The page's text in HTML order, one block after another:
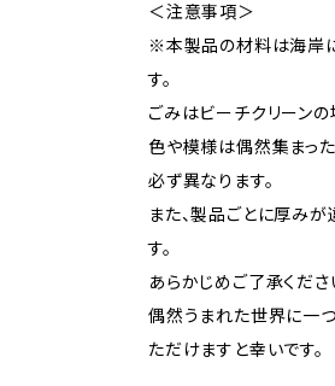
＜注意事項＞
※本製品の材料は海岸
す。
ごみはビーチクリーンの
色や模様は偶然集まっ
必ず異なります。
また、製品ごとに厚み
す。
あらかじめご了承くださ
偶然うまれた世界に一
ただけますと幸いです。